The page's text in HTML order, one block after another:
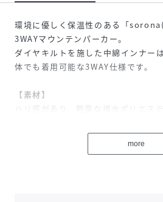
環境に優しく保温性のある「
3WAYマウンテンパーカー。
ダイヤキルトを施した中綿インナー
体でも着用可能な3WAY仕様です。
【素材】
ハリ感があり、軽量な撥水ポリエステ
腰の大きなファスナーポケットが特
more